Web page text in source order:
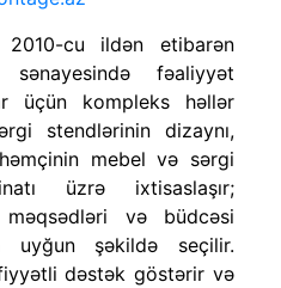
cu ildən etibarən
fəaliyyət
üçün kompleks həllər
stendlərinin dizaynı,
mebel və sərgi
üzrə ixtisaslaşır;
məqsədləri və büdcəsi
uyğun şəkildə seçilir.
dəstək göstərir və